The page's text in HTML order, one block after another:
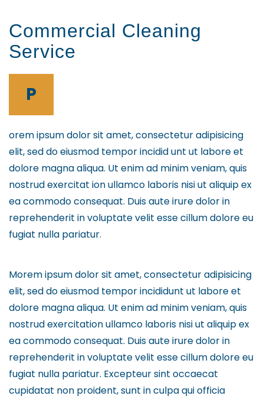
Commercial Cleaning
Service
P
orem ipsum dolor sit amet, consectetur adipisicing
elit, sed do eiusmod tempor incidid unt ut labore et
dolore magna aliqua. Ut enim ad minim veniam, quis
nostrud exercitat ion ullamco laboris nisi ut aliquip ex
ea commodo consequat. Duis aute irure dolor in
reprehenderit in voluptate velit esse cillum dolore eu
fugiat nulla pariatur.
Morem ipsum dolor sit amet, consectetur adipisicing
elit, sed do eiusmod tempor incididunt ut labore et
dolore magna aliqua. Ut enim ad minim veniam, quis
nostrud exercitation ullamco laboris nisi ut aliquip ex
ea commodo consequat. Duis aute irure dolor in
reprehenderit in voluptate velit esse cillum dolore eu
fugiat nulla pariatur. Excepteur sint occaecat
cupidatat non proident, sunt in culpa qui officia